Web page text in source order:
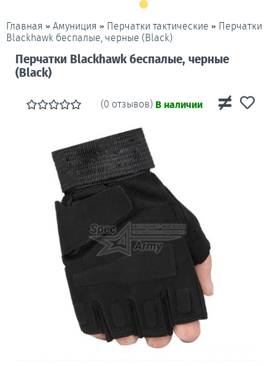
Главная » Амуниция » Перчатки тактические » Перчатки
Blackhawk беспалые, черные (Black)
Перчатки Blackhawk беспалые, черные
(Black)
(0 отзывов) В наличии